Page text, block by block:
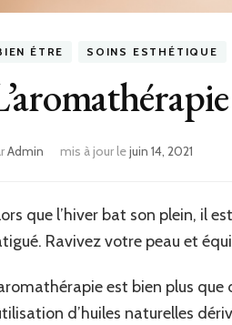
ÉTRE SOINS ESTHÉTIQUE
Admin mis à jour lejuin 14, 2021
que l’hiver bat son plein, il
Ravivez votre peau et
est bien plus
d’huiles naturelles